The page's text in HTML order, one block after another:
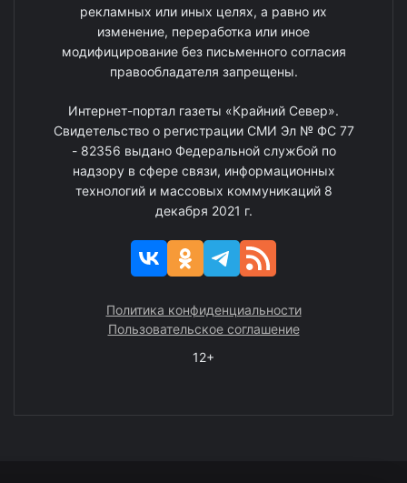
рекламных или иных целях, а равно их
изменение, переработка или иное
модифицирование без письменного согласия
правообладателя запрещены.
Интернет-портал газеты «Крайний Север».
Свидетельство о регистрации СМИ Эл № ФС 77
- 82356 выдано Федеральной службой по
надзору в сфере связи, информационных
технологий и массовых коммуникаций 8
декабря 2021 г.
Политика конфиденциальности
Пользовательское соглашение
12+